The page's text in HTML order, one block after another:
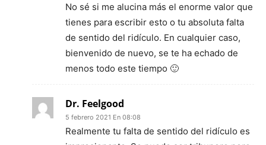
No sé si me alucina más el enorme valor que
tienes para escribir esto o tu absoluta falta
de sentido del ridículo. En cualquier caso,
bienvenido de nuevo, se te ha echado de
menos todo este tiempo 🙂
Dr. Feelgood
5 febrero 2021 En 08:08
Realmente tu falta de sentido del ridículo es